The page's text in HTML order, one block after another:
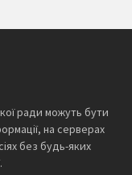
ради можуть бути
на серверах
без будь-яких